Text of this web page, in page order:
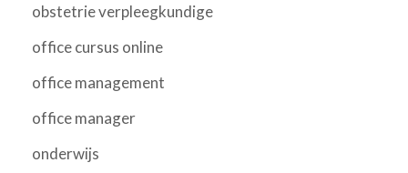
obstetrie verpleegkundige
office cursus online
office management
office manager
onderwijs